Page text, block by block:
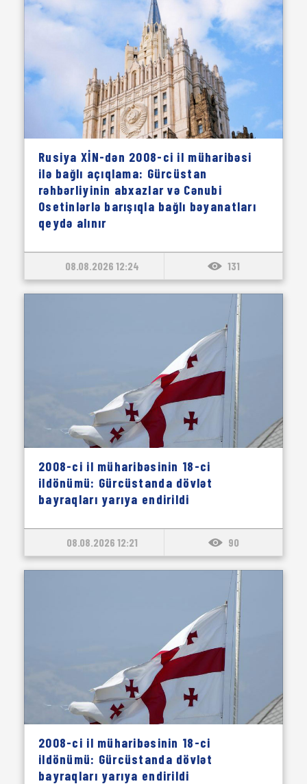
Rusiya XİN-dən 2008-ci il müharibəsi
ilə bağlı açıqlama: Gürcüstan
rəhbərliyinin abxazlar və Cənubi
Osetinlərlə barışıqla bağlı bəyanatları
qeydə alınır
08.08.2026 12:24 131
2008-ci il müharibəsinin 18-ci
ildönümü: Gürcüstanda dövlət
bayraqları yarıya endirildi
08.08.2026 12:21 90
2008-ci il müharibəsinin 18-ci
ildönümü: Gürcüstanda dövlət
bayraqları yarıya endirildi